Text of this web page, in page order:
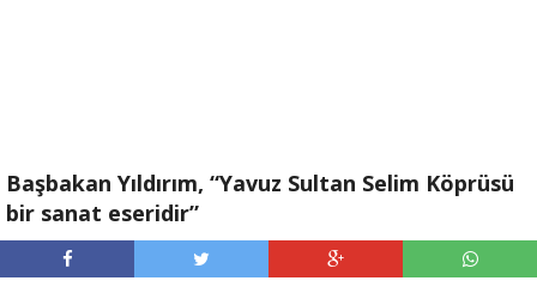
Başbakan Yıldırım, “Yavuz Sultan Selim Köprüsü
bir sanat eseridir”